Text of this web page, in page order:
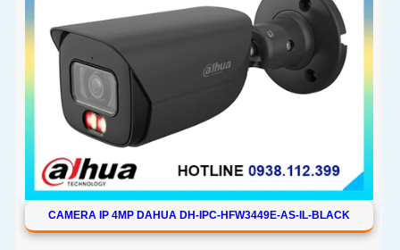
CAMERA IP 4MP DAHUA DH-IPC-HFW3449E-AS-IL-BLACK